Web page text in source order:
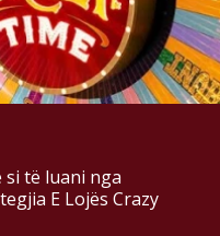
të luani nga
E Lojës Crazy